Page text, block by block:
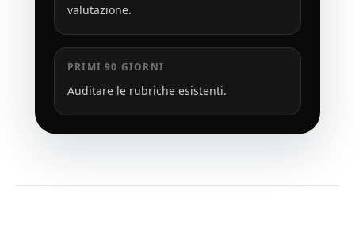
valutazione.
PRIMI 90 GIORNI
Auditare le rubriche esistenti.